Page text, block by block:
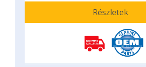
Részletek